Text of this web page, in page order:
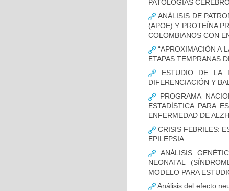
PATOLOGÍAS
ANÁLISIS DE
(APOE) Y PROTEÍNA
COLOMBIANOS CON
“APROXIMACIÒN A
ETAPAS TEMPRANAS
ESTUDIO DE LA
DIFERENCIACIÓN Y
PROGRAMA
ESTADÍSTICA PARA
ENFERMEDAD DE
CRISIS FEBRILES:
EPILEPSIA
ANÁLISIS
NEONATAL
MODELO PARA
Análisis del efecto